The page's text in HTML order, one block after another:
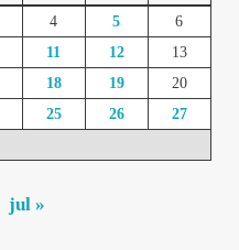
4 5
6
11 12
13
18 19
20
25 26
27
jul »